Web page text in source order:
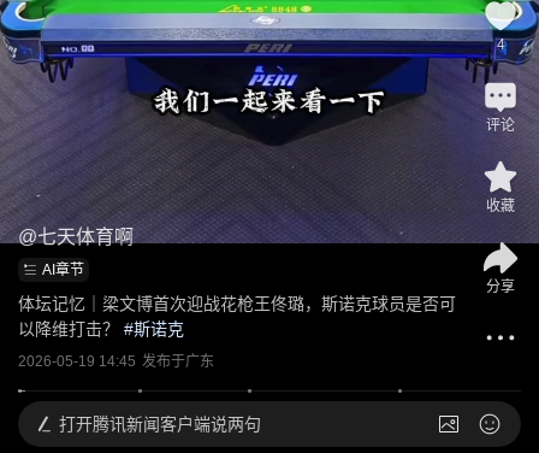
@七天体育啊
AI章节
体坛记忆｜梁文博首次迎战花枪王佟璐，斯诺克球员是否可
以降维打击？
#斯诺克
2026-05-19 14:45 发布于广东
4
评论
收藏
分享
打开腾讯新闻客户端说两句